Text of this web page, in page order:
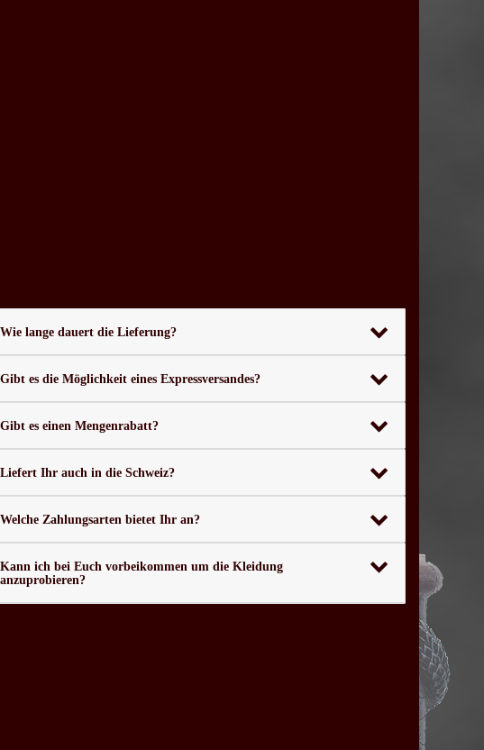
Wie lange dauert die Lieferung?
Gibt es die Möglichkeit eines Expressversandes?
Gibt es einen Mengenrabatt?
Liefert Ihr auch in die Schweiz?
Welche Zahlungsarten bietet Ihr an?
Kann ich bei Euch vorbeikommen um die Kleidung
anzuprobieren?